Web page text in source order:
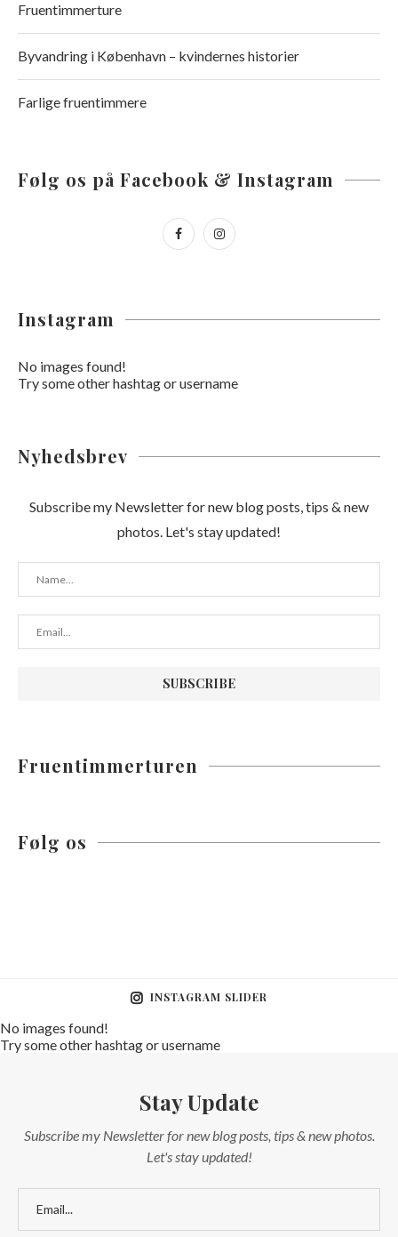
Fruentimmerture
Byvandring i København – kvindernes historier
Farlige fruentimmere
Følg os på Facebook & Instagram
Instagram
No images found!
Try some other hashtag or username
Nyhedsbrev
Subscribe my Newsletter for new blog posts, tips & new
photos. Let's stay updated!
Fruentimmerturen
Følg os
INSTAGRAM SLIDER
No images found!
Try some other hashtag or username
Stay Update
Subscribe my Newsletter for new blog posts, tips & new photos.
Let's stay updated!